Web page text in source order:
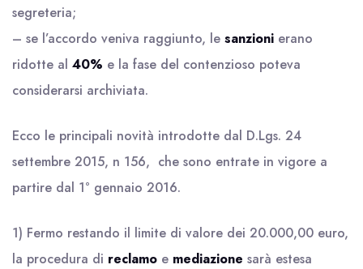
segreteria;
– se l’accordo veniva raggiunto, le sanzioni erano
ridotte al 40% e la fase del contenzioso poteva
considerarsi archiviata.
Ecco le principali novità introdotte dal D.Lgs. 24
settembre 2015, n 156, che sono entrate in vigore a
partire dal 1° gennaio 2016.
1) Fermo restando il limite di valore dei 20.000,00 euro,
la procedura di reclamo e mediazione sarà estesa